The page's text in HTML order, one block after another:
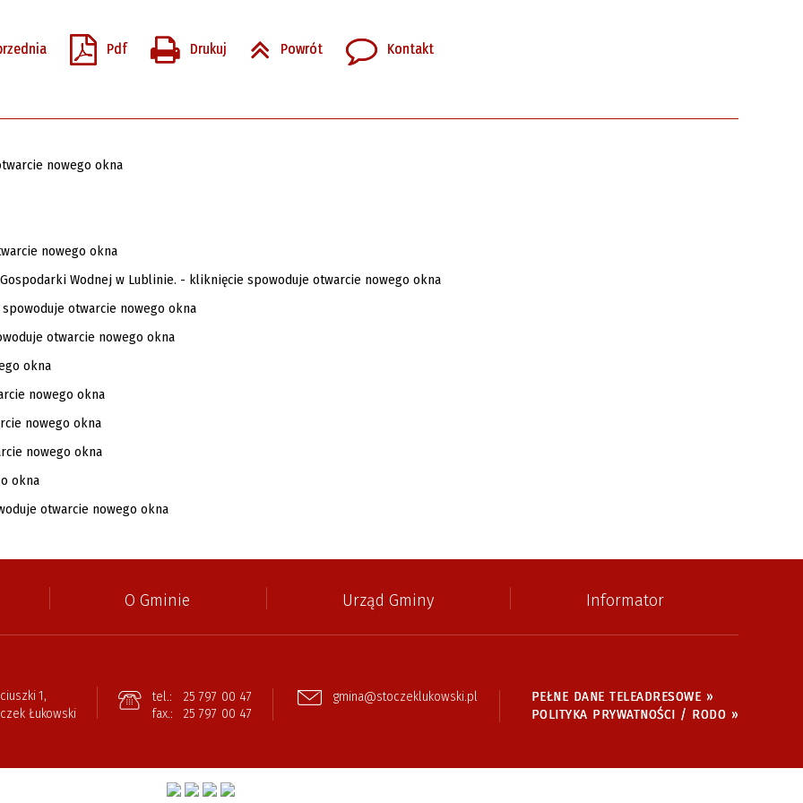
Pdf Drukuj Powrót Kontakt
O Gminie Urząd Gminy Informator
1,
Łukowski
tel.:
25 797 00 47
fax.:
25 797 00 47
gmina@stoczeklukowski.pl
PEŁNE DANE TELEADRESOWE »
POLITYKA PRYWATNOŚCI / RODO »